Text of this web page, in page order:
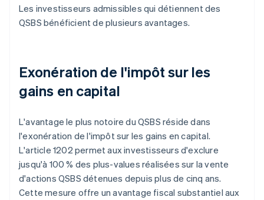
Les investisseurs admissibles qui détiennent des
QSBS bénéficient de plusieurs avantages.
Exonération de l'impôt sur les
gains en capital
L'avantage le plus notoire du QSBS réside dans
l'exonération de l'impôt sur les gains en capital.
L'article 1202 permet aux investisseurs d'exclure
jusqu'à 100 % des plus-values réalisées sur la vente
d'actions QSBS détenues depuis plus de cinq ans.
Cette mesure offre un avantage fiscal substantiel aux